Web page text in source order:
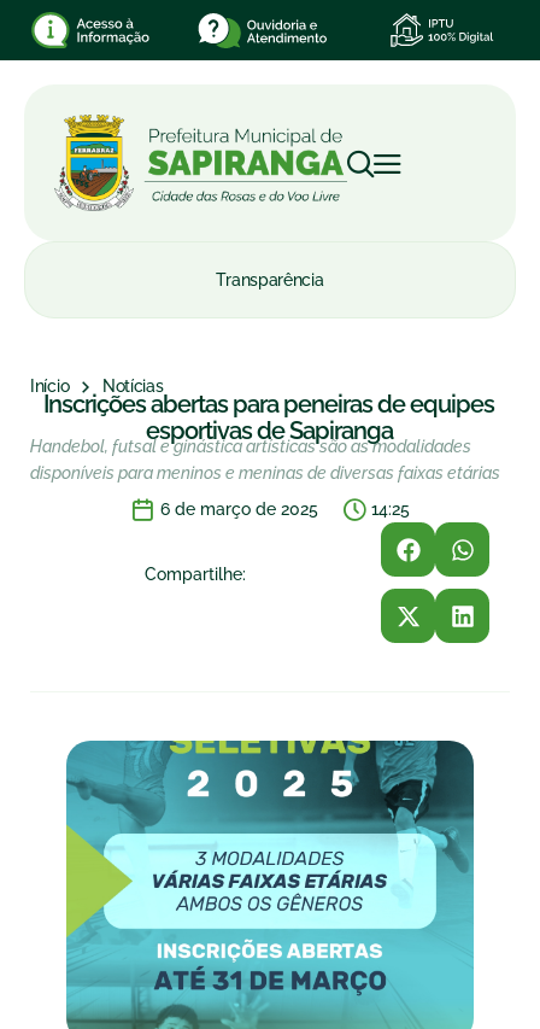
Transparência
Início Notícias
Inscrições abertas para peneiras de equipes
esportivas de Sapiranga
Handebol, futsal e ginástica artísticas são as modalidades
disponíveis para meninos e meninas de diversas faixas etárias
6 de março de 2025
14:25
Compartilhe: